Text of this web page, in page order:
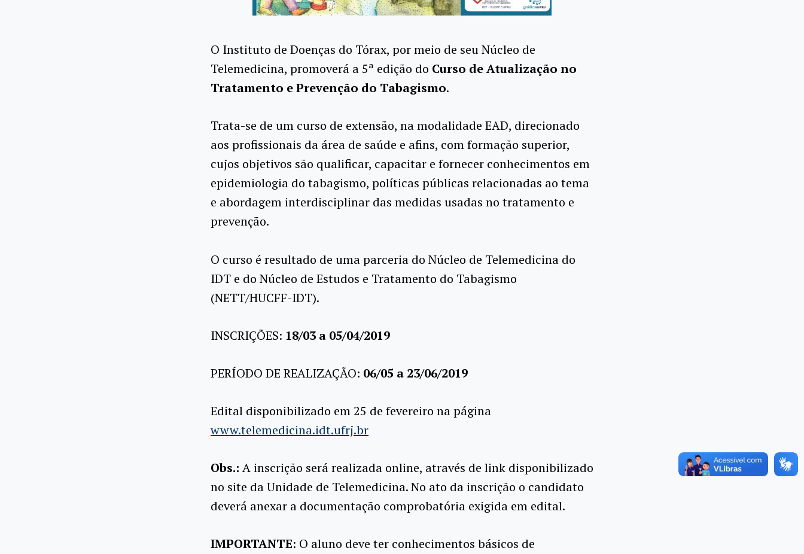
O Instituto de Doenças do Tórax, por meio de seu Núcleo de
Telemedicina, promoverá a 5ª edição do Curso de Atualização no
Tratamento e Prevenção do Tabagismo.
Trata-se de um curso de extensão, na modalidade EAD, direcionado
aos profissionais da área de saúde e afins, com formação superior,
cujos objetivos são qualificar, capacitar e fornecer conhecimentos em
epidemiologia do tabagismo, políticas públicas relacionadas ao tema
e abordagem interdisciplinar das medidas usadas no tratamento e
prevenção.
O curso é resultado de uma parceria do Núcleo de Telemedicina do
IDT e do Núcleo de Estudos e Tratamento do Tabagismo
(NETT/HUCFF-IDT).
INSCRIÇÕES: 18/03 a 05/04/2019
PERÍODO DE REALIZAÇÃO: 06/05 a 23/06/2019
Edital disponibilizado em 25 de fevereiro na página
www.telemedicina.idt.ufrj.br
Obs.: A inscrição será realizada online, através de link disponibilizado
no site da Unidade de Telemedicina. No ato da inscrição o candidato
deverá anexar a documentação comprobatória exigida em edital.
IMPORTANTE: O aluno deve ter conhecimentos básicos de